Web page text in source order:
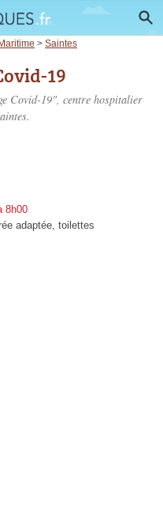
> Saintes
19
Covid-19", centre hospitalier
8h00
adaptée, toilettes